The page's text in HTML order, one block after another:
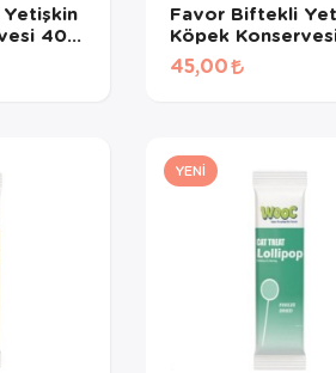
400
Favor Biftekli
Köpek
Gr
45,00
YENI